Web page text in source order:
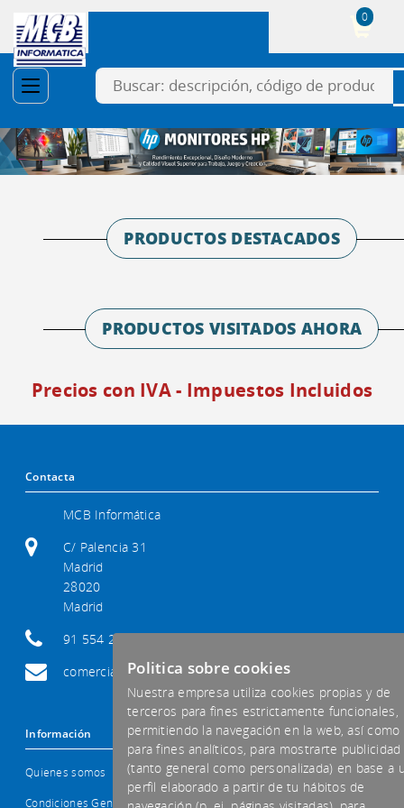
0
PRODUCTOS DESTACADOS
PRODUCTOS VISITADOS AHORA
Precios con IVA - Impuestos Incluidos
Contacta
MCB Informática
C/ Palencia 31
Madrid
28020
Madrid
91 554 29 92
comercial@mcb-informatica.com
Información
Quienes somos
Condiciones Generales
Politica sobre cookies
Nuestra empresa utiliza cookies propias y de
terceros para fines estrictamente funcionales,
permitiendo la navegación en la web, así como
para fines analíticos, para mostrarte publicidad
(tanto general como personalizada) en base a
perfil elaborado a partir de tu hábitos de